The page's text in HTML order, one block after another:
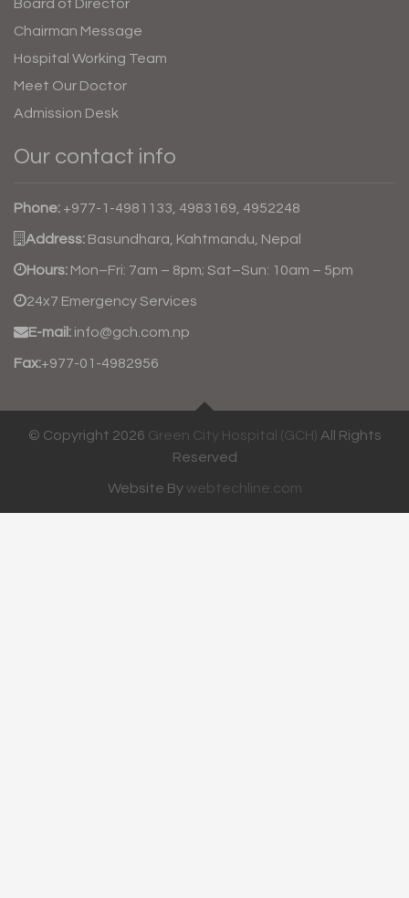
Board of Director
Chairman Message
Hospital Working Team
Meet Our Doctor
Admission Desk
Our contact info
Phone: +977-1-4981133, 4983169, 4952248
Address: Basundhara, Kahtmandu, Nepal
Hours: Mon–Fri: 7am – 8pm; Sat–Sun: 10am – 5pm
24x7 Emergency Services
E-mail: info@gch.com.np
Fax:+977-01-4982956
© Copyright 2026 Green City Hospital (GCH) All Rights
Reserved
Website By webtechline.com